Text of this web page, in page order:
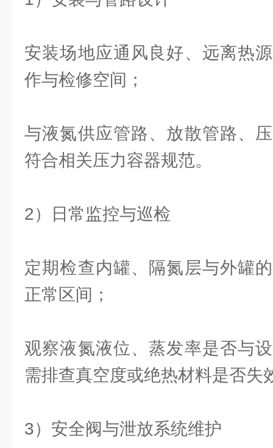
安装场地应通风良好、远离热
作与检修空间；
与液氮供应管路、放散管路、
符合相关压力容器规范。
2）日常监控与巡检
定期检查内罐、隔氮层与外罐
正常区间；
观察液氮液位、蒸发率是否与
需排查真空度或绝热材料是否失
3）安全阀与泄放系统维护